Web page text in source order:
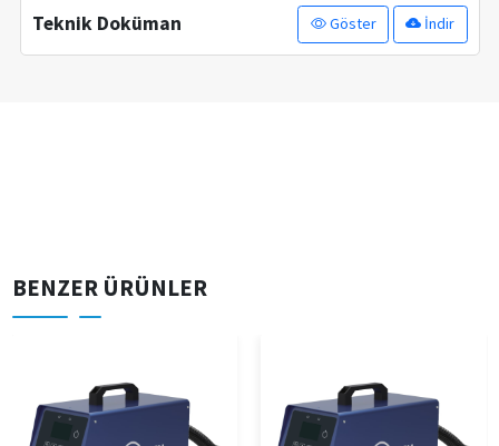
Teknik Doküman Göster İndir
BENZER ÜRÜNLER